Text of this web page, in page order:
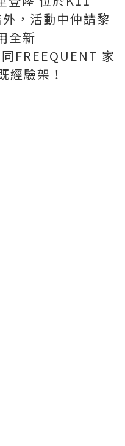
，活動中仲請黎
全新
FREEQUENT 家
經驗架！